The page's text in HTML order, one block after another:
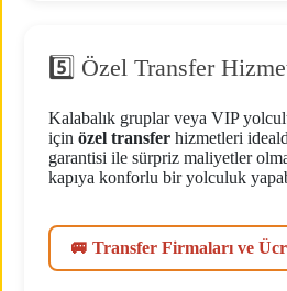
5️⃣ Özel Transfer
Kalabalık gruplar veya VIP
için özel transfer hizmetleri
garantisi ile sürpriz maliyetler
kapıya konforlu bir yolculuk
🚐 Transfer Firmaları ve